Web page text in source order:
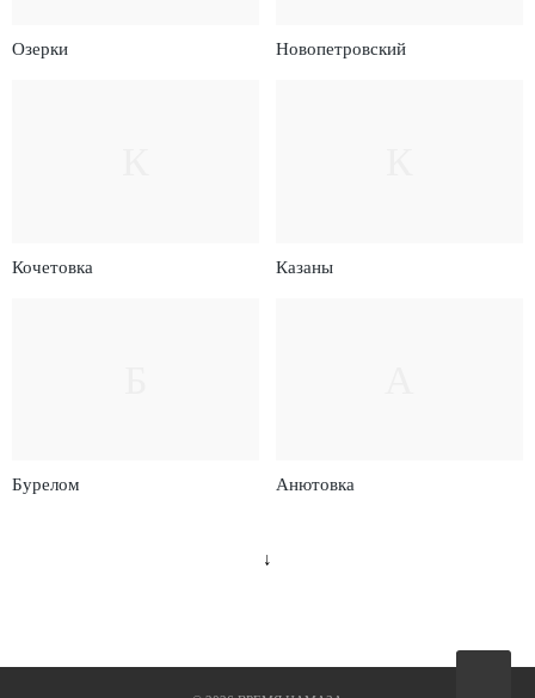
Озерки Новопетровский
Кочетовка Казаны
Бурелом Анютовка
↓